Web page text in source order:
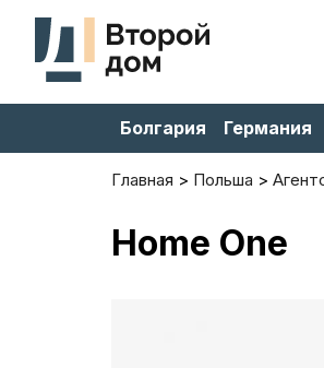
Болгария Германия
Главная Польша
Home One